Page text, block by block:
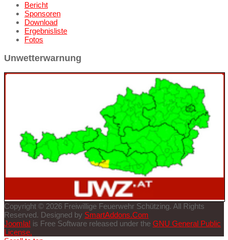
Bericht
Sponsoren
Download
Ergebnisliste
Fotos
Unwetterwarnung
Copyright © 2026 Freiwillige Feuerwehr Schützing. All Rights
Reserved. Designed by SmartAddons.Com
Joomla! is Free Software released under the GNU General Public
License.